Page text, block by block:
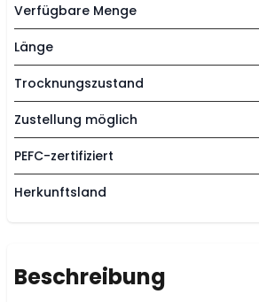
Verfügbare Menge
Länge
Trocknungszustand
Zustellung möglich
PEFC-zertifiziert
Herkunftsland
Beschreibung